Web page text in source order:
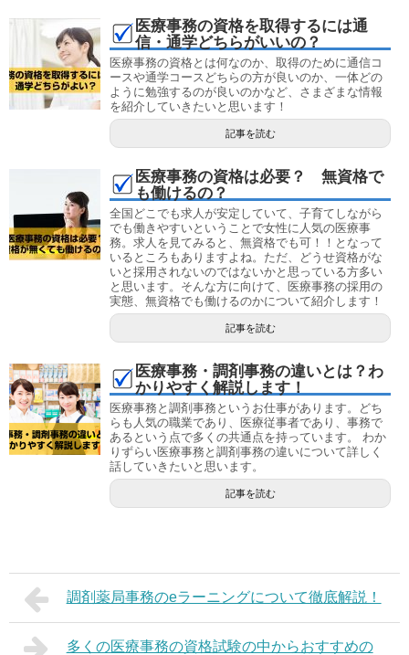
医療事務の資格を取得するには通
信・通学どちらがいいの？
医療事務の資格とは何なのか、取得のために通信コ
ースや通学コースどちらの方が良いのか、一体どの
ように勉強するのが良いのかなど、さまざまな情報
を紹介していきたいと思います！
記事を読む
医療事務の資格は必要？ 無資格で
も働けるの？
全国どこでも求人が安定していて、子育てしながら
でも働きやすいということで女性に人気の医療事
務。求人を見てみると、無資格でも可！！となって
いるところもありますよね。ただ、どうせ資格がな
いと採用されないのではないかと思っている方多い
と思います。そんな方に向けて、医療事務の採用の
実態、無資格でも働けるのかについて紹介します！
記事を読む
医療事務・調剤事務の違いとは？わ
かりやすく解説します！
医療事務と調剤事務というお仕事があります。どち
らも人気の職業であり、医療従事者であり、事務で
あるという点で多くの共通点を持っています。 わか
りずらい医療事務と調剤事務の違いについて詳しく
話していきたいと思います。
記事を読む
調剤薬局事務のeラーニングについて徹底解説！
多くの医療事務の資格試験の中からおすすめの